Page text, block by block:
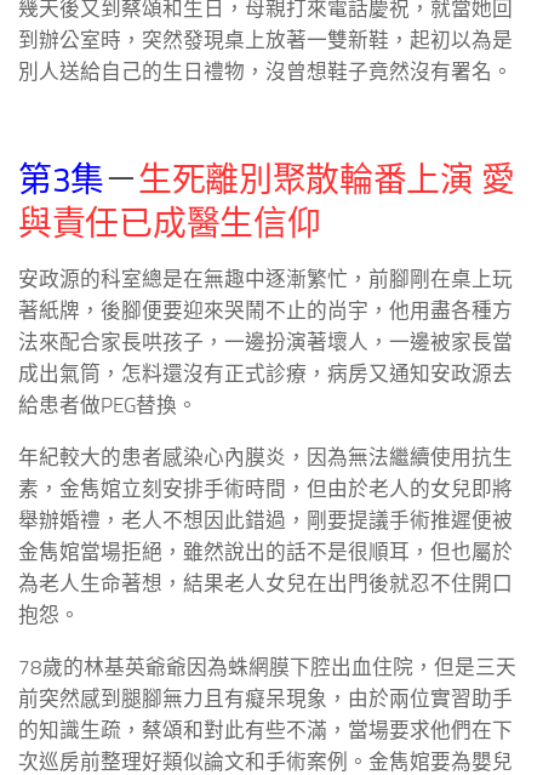
幾天後又到蔡頌和生日，母親打來電話慶祝，就當她回
到辦公室時，突然發現桌上放著一雙新鞋，起初以為是
別人送給自己的生日禮物，沒曾想鞋子竟然沒有署名。
第3集－生死離別聚散輪番上演 愛
與責任已成醫生信仰
安政源的科室總是在無趣中逐漸繁忙，前腳剛在桌上玩
著紙牌，後腳便要迎來哭鬧不止的尚宇，他用盡各種方
法來配合家長哄孩子，一邊扮演著壞人，一邊被家長當
成出氣筒，怎料還沒有正式診療，病房又通知安政源去
給患者做PEG替換。
年紀較大的患者感染心內膜炎，因為無法繼續使用抗生
素，金雋婠立刻安排手術時間，但由於老人的女兒即將
舉辦婚禮，老人不想因此錯過，剛要提議手術推遲便被
金雋婠當場拒絕，雖然說出的話不是很順耳，但也屬於
為老人生命著想，結果老人女兒在出門後就忍不住開口
抱怨。
78歲的林基英爺爺因為蛛網膜下腔出血住院，但是三天
前突然感到腿腳無力且有癡呆現象，由於兩位實習助手
的知識生疏，蔡頌和對此有些不滿，當場要求他們在下
次巡房前整理好類似論文和手術案例。金雋婠要為嬰兒